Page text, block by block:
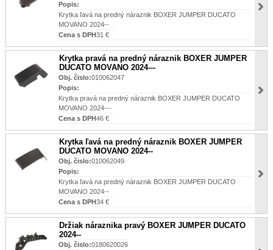
Popis:
Krytka ľavá na predný náraznik BOXER JUMPER DUCATO
MOVANO 2024--
Cena s DPH31 €
Krytka pravá na predný náraznik BOXER JUMPER
DUCATO MOVANO 2024---
Obj. čislo:010062047
Popis:
Krytka pravá na predný náraznik BOXER JUMPER DUCATO
MOVANO 2024---
Cena s DPH46 €
Krytka ľavá na predný náraznik BOXER JUMPER
DUCATO MOVANO 2024--
Obj. čislo:010062049
Popis:
Krytka ľavá na predný náraznik BOXER JUMPER DUCATO
MOVANO 2024--
Cena s DPH34 €
Držiak náraznika pravý BOXER JUMPER DUCATO
2024--
Obj. čislo:0180620026